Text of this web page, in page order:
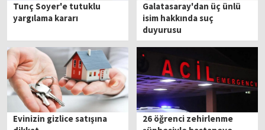
Tunç Soyer'e tutuklu
yargılama kararı
Galatasaray'dan üç ünlü
isim hakkında suç
duyurusu
Evinizin gizlice satışına
26 öğrenci zehirlenme